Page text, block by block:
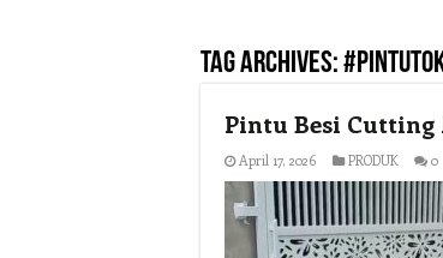
Tag Archives:
Pintu Besi
April 17, 2026 PRODUK 0